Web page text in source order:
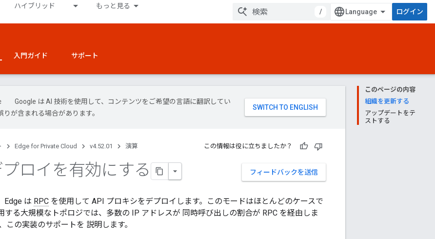
ハイブリッド もっと見る
/ ログイン
入門ガイド サポート
このページの内容
組織を更新する
アップデートをテ
ストする
Google は AI 技術を使用して、コンテンツをご希望の言語に翻訳してい
りが含まれる場合があります。
Edge for Private Cloud v4.52.01 演算 この情報は役に立ちましたか？
フィードバックを送信
プロイを有効にする
Edge は RPC を使用して API プロキシをデプロイします。このモードはほとんどのケースで
する大規模なトポロジでは、多数の IP アドレスが 同時呼び出しの割合が RPC を経由しま
この実装のサポートを 説明します。